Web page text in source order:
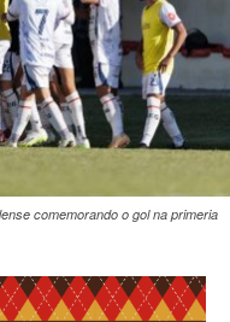
comemorando o gol na primeria